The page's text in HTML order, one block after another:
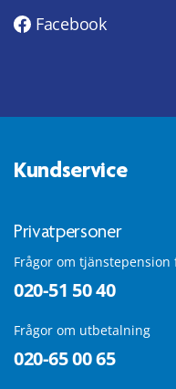
Facebook
Kundservice
Privatpersoner
Frågor om
020-51 50 40
Frågor om utbetalning
020-65 00 65